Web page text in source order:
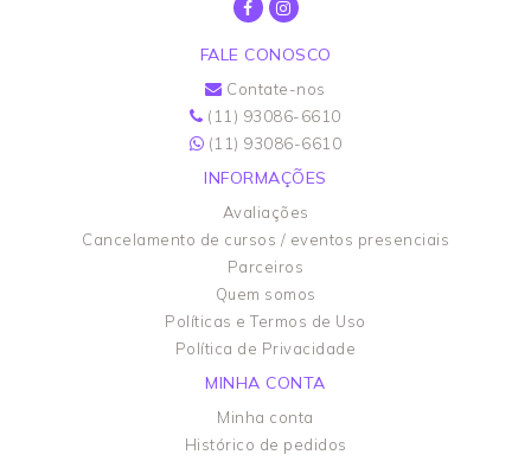
FALE CONOSCO
Contate-nos
(11) 93086-6610
(11) 93086-6610
INFORMAÇÕES
Avaliações
Cancelamento de cursos / eventos presenciais
Parceiros
Quem somos
Políticas e Termos de Uso
Política de Privacidade
MINHA CONTA
Minha conta
Histórico de pedidos